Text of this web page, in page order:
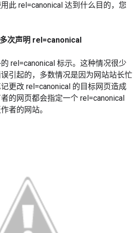
此 rel=canonical 达到什么目的，您
次声明 rel=canonical
rel=canonical 标示。这种情况很少
引起的，多数情况是因为网站站长忙
更改 rel=canonical 的目标网页造成
的网页都会指定一个 rel=canonical
者的网站。